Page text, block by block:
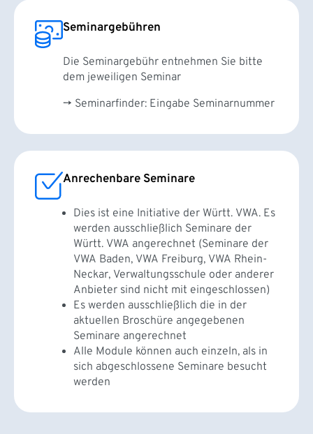
Seminargebühren
Die Seminargebühr entnehmen Sie bitte
dem jeweiligen Seminar
→ Seminarfinder: Eingabe Seminarnummer
Anrechenbare Seminare
Dies ist eine Initiative der Württ. VWA. Es
werden ausschließlich Seminare der
Württ. VWA angerechnet (Seminare der
VWA Baden, VWA Freiburg, VWA Rhein-
Neckar, Verwaltungsschule oder anderer
Anbieter sind nicht mit eingeschlossen)
Es werden ausschließlich die in der
aktuellen Broschüre angegebenen
Seminare angerechnet
Alle Module können auch einzeln, als in
sich abgeschlossene Seminare besucht
werden